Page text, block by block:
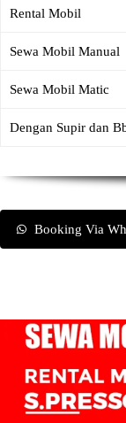
Rental Mobil
Sewa Mobil Manual
Sewa Mobil Matic
Dengan Supir dan
Booking Via